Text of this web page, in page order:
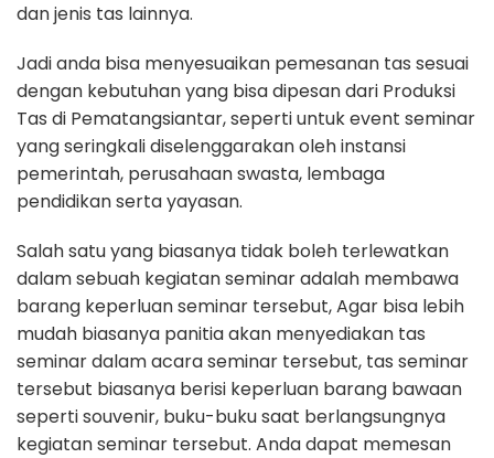
dan jenis tas lainnya.
Jadi anda bisa menyesuaikan pemesanan tas sesuai
dengan kebutuhan yang bisa dipesan dari Produksi
Tas di Pematangsiantar, seperti untuk event seminar
yang seringkali diselenggarakan oleh instansi
pemerintah, perusahaan swasta, lembaga
pendidikan serta yayasan.
Salah satu yang biasanya tidak boleh terlewatkan
dalam sebuah kegiatan seminar adalah membawa
barang keperluan seminar tersebut, Agar bisa lebih
mudah biasanya panitia akan menyediakan tas
seminar dalam acara seminar tersebut, tas seminar
tersebut biasanya berisi keperluan barang bawaan
seperti souvenir, buku-buku saat berlangsungnya
kegiatan seminar tersebut. Anda dapat memesan